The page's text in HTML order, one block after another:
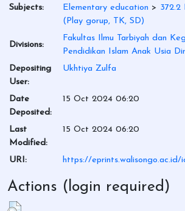
Subjects:
Elementary education > 372.2
(Play gorup, TK, SD)
Divisions:
Fakultas Ilmu Tarbiyah dan
Pendidikan Islam Anak Usia
Depositing
User:
Ukhtiya Zulfa
Date
Deposited:
15 Oct 2024 06:20
Last
Modified:
15 Oct 2024 06:20
URI: https://
Actions (login required)